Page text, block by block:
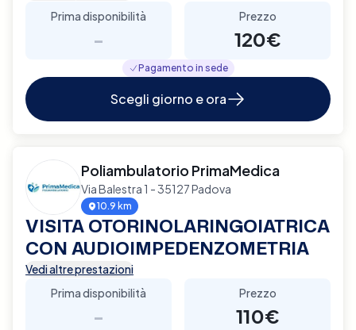
Prima disponibilità
-
Prezzo
120€
Pagamento in sede
Scegli giorno e ora
Poliambulatorio PrimaMedica
Via Balestra 1 - 35127 Padova
10.9 km
VISITA OTORINOLARINGOIATRICA
CON AUDIOIMPEDENZOMETRIA
Vedi altre prestazioni
Prima disponibilità
-
Prezzo
110€